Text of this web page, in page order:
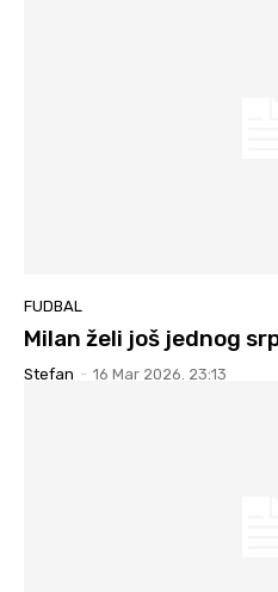
FUDBAL
Milan želi još jednog
Stefan - 16 Mar 2026. 23:13